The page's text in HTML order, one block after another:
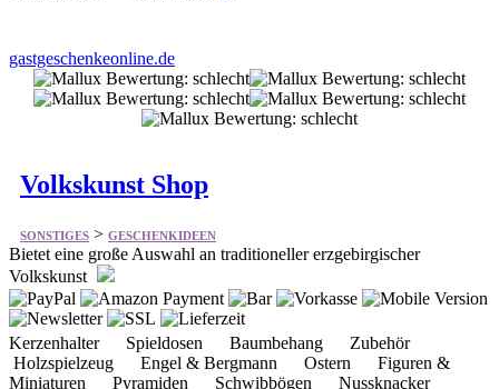
Volkskunst Shop
SONSTIGES>GESCHENKIDEEN
Bietet eine große Auswahl an traditioneller erzgebirgischer
Kerzenhalter Spieldosen Baumbehang Zubehör
Holzspielzeug Engel & Bergmann Ostern Figuren &
Miniaturen Pyramiden Schwibbögen Nussknacker
Räuchermann
volkskunst-geschenke.de/